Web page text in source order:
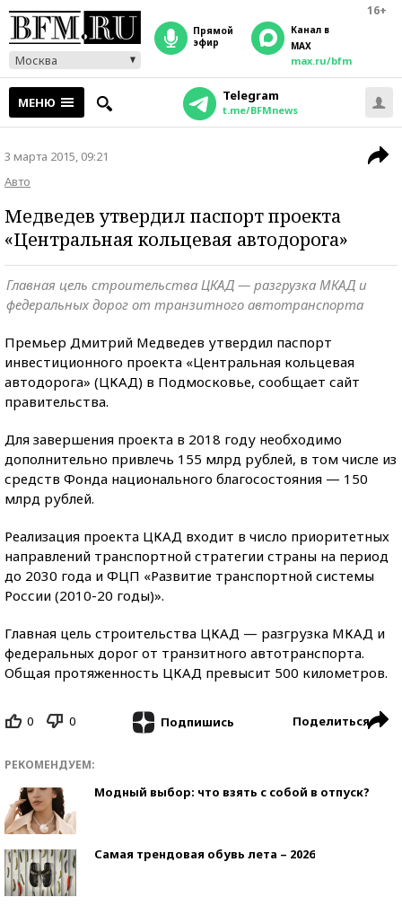
16+
Москва
прямой
эфир
Канал в
MAX
max.ru/bfm
МЕНЮ Telegram
t.me/BFMnews
3 марта 2015, 09:21
Авто
Медведев утвердил паспорт проекта
«Центральная кольцевая автодорога»
Главная цель строительства ЦКАД — разгрузка МКАД и
федеральных дорог от транзитного автотранспорта
Премьер Дмитрий Медведев утвердил паспорт
инвестиционного проекта «Центральная кольцевая
автодорога» (ЦКАД) в Подмосковье, сообщает сайт
правительства.
Для завершения проекта в 2018 году необходимо
дополнительно привлечь 155 млрд рублей, в том числе из
средств Фонда национального благосостояния — 150
млрд рублей.
Реализация проекта ЦКАД входит в число приоритетных
направлений транспортной стратегии страны на период
до 2030 года и ФЦП «Развитие транспортной системы
России (2010-20 годы)».
Главная цель строительства ЦКАД — разгрузка МКАД и
федеральных дорог от транзитного автотранспорта.
Общая протяженность ЦКАД превысит 500 километров.
0 0 Подпишись Поделиться
РЕКОМЕНДУЕМ:
Модный выбор: что взять с собой в отпуск?
Самая трендовая обувь лета – 2026